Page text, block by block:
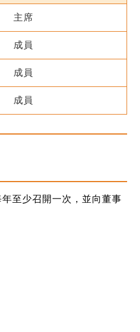
主席
成員
成員
成員
至少召開一次，並向董事